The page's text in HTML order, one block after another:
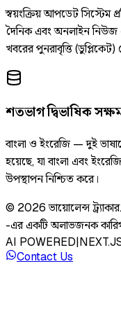
স্বয়ংক্রিয় আপডেট সিস্টেম
দৈনিক এবং অনলাইন নিউজ
খবরের পুনরাবৃত্তি
শতভাগ দ্বিভাষিক
বাংলা ও ইংরেজি — দুই
হয়েছে, যা বাংলা এবং
উপস্থাপন নিশ্চিত করে।
© 2026 ভায়োলেন্স ট্র্যাকার.
-এর একটি অলাভজনক
AI POWERED|
Contact Us